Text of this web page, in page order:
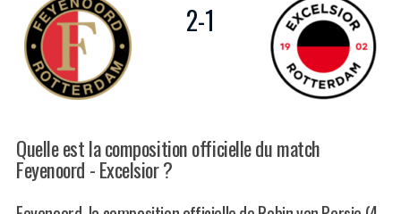
2-1
Quelle est la composition officielle du match
Feyenoord - Excelsior ?